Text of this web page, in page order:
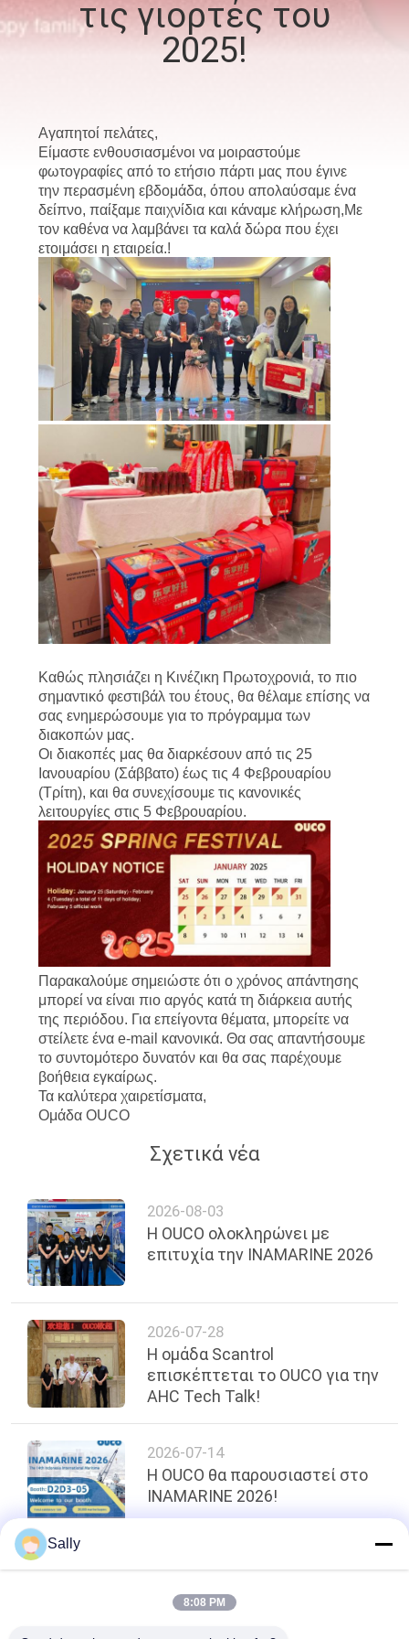
ΕΜΆΣ
ΕΡΓΟΣΤΆΣΙΟ
ΈΛΕΓΧΟΣ
ΠΟΙΌΤΗΤΑΣ
ΕΙΔΉΣΕΙΣ
ΥΠΟΘΈΣΕΙΣ
CONTACT
SITEMAP
ΠΟΛΙΤΙΚΉ
ΑΠΟΡΡΉΤΟΥ
τις γιορτές του
2025!
Αγαπητοί πελάτες,
Είμαστε ενθουσιασμένοι να μοιραστούμε
φωτογραφίες από το ετήσιο πάρτι μας που έγινε
την περασμένη εβδομάδα, όπου απολαύσαμε ένα
δείπνο, παίξαμε παιχνίδια και κάναμε κλήρωση,Με
τον καθένα να λαμβάνει τα καλά δώρα που έχει
ετοιμάσει η εταιρεία.!
Καθώς πλησιάζει η Κινέζικη Πρωτοχρονιά, το πιο
σημαντικό φεστιβάλ του έτους, θα θέλαμε επίσης να
σας ενημερώσουμε για το πρόγραμμα των
διακοπών μας.
Οι διακοπές μας θα διαρκέσουν από τις 25
Ιανουαρίου (Σάββατο) έως τις 4 Φεβρουαρίου
(Τρίτη), και θα συνεχίσουμε τις κανονικές
λειτουργίες στις 5 Φεβρουαρίου.
Παρακαλούμε σημειώστε ότι ο χρόνος απάντησης
μπορεί να είναι πιο αργός κατά τη διάρκεια αυτής
της περιόδου. Για επείγοντα θέματα, μπορείτε να
στείλετε ένα e-mail κανονικά. Θα σας απαντήσουμε
το συντομότερο δυνατόν και θα σας παρέχουμε
βοήθεια εγκαίρως.
Τα καλύτερα χαιρετίσματα,
Ομάδα OUCO
Σχετικά νέα
2026-08-03
Η OUCO ολοκληρώνει με
επιτυχία την INAMARINE 2026
2026-07-28
Η ομάδα Scantrol
επισκέπτεται το OUCO για την
AHC Tech Talk!
2026-07-14
Η OUCO θα παρουσιαστεί στο
INAMARINE 2026!
κορυφή
Sally
8:08 PM